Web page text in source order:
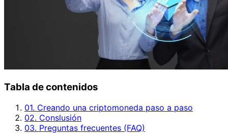
Tabla de contenidos
01. Creando una criptomoneda paso a paso
02. Conslusión
03. Preguntas frecuentes (FAQ)